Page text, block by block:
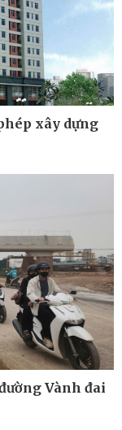
xây dựng
Vành đai